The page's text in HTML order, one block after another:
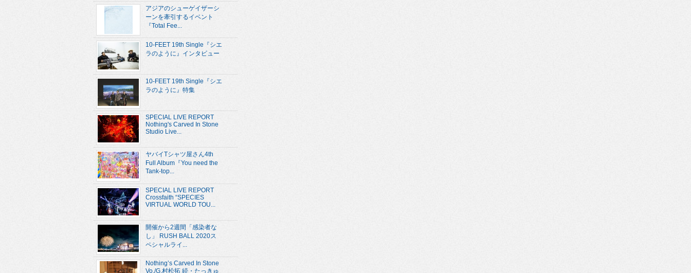
アジアのシューゲイザーシ
ーンを牽引するイベント
『Total Fee...
10-FEET 19th Single『シエ
ラのように』インタビュー
10-FEET 19th Single『シエ
ラのように』特集
SPECIAL LIVE REPORT
Nothing's Carved In Stone
Studio Live...
ヤバイTシャツ屋さん4th
Full Album『You need the
Tank-top...
SPECIAL LIVE REPORT
Crossfaith “SPECIES
VIRTUAL WORLD TOU...
開催から2週間「感染者な
し」 RUSH BALL 2020ス
ペシャルライ...
Nothing’s Carved In Stone
Vo./G.村松拓 続・たっきゅ